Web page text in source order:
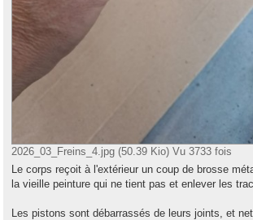
2026_03_Freins_4.jpg (50.39 Kio) Vu 3733 fois
Le corps reçoit à l'extérieur un coup de brosse
la vieille peinture qui ne tient pas et enlever les
Les pistons sont débarrassés de leurs joints, et